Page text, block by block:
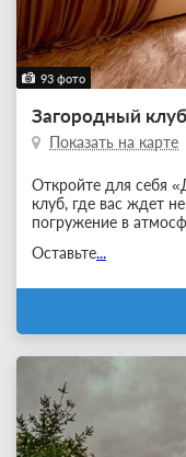
93 фото
Загородный
Показать на карте
Откройте для себя
клуб, где вас ждет
погружение в
Оставьте...